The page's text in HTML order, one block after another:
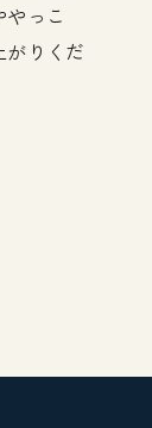
っこ
りくだ